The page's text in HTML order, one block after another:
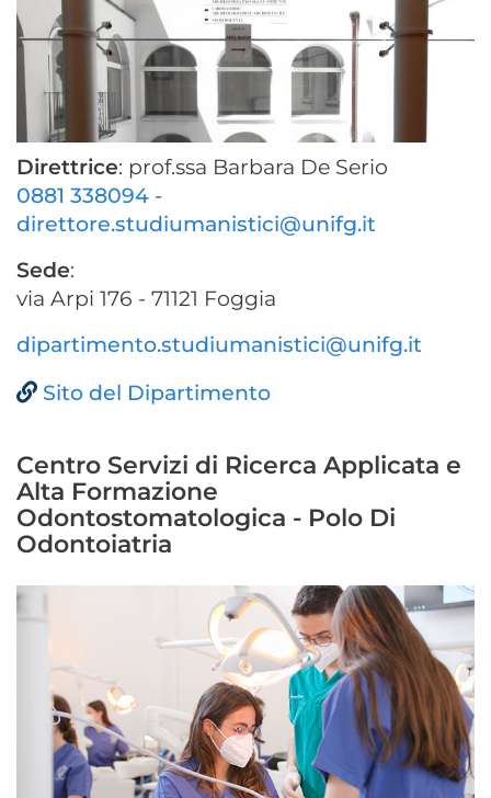
Direttrice: prof.ssa Barbara De Serio
0881 338094 -
direttore.studiumanistici@unifg.it
Sede:
via Arpi 176 - 71121 Foggia
dipartimento.studiumanistici@unifg.it
Sito del Dipartimento
Centro Servizi di Ricerca Applicata e
Alta Formazione
Odontostomatologica - Polo Di
Odontoiatria